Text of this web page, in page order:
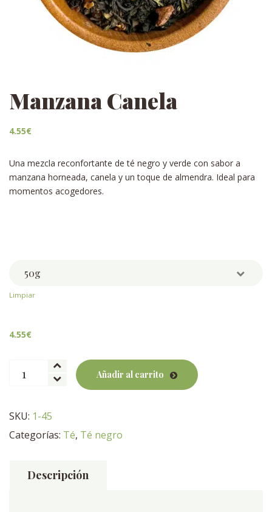
Manzana Canela
4.55€
Una mezcla reconfortante de té negro y verde con sabor a
manzana horneada, canela y un toque de almendra. Ideal para
momentos acogedores.
Limpiar
4.55€
Canela
Añadir al carrito
SKU: 1-45
Categorías: Té, Té negro
Descripción